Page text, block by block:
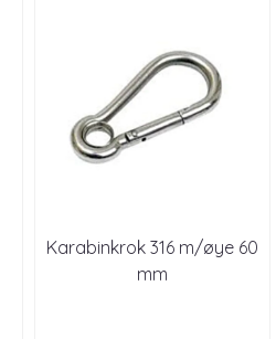
Karabinkrok 316 m/øye 60
mm